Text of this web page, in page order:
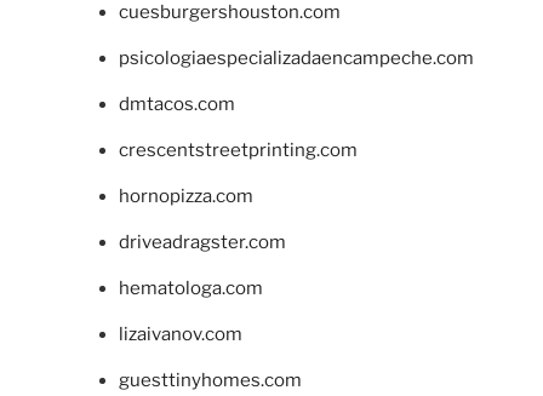
cuesburgershouston.com
psicologiaespecializadaencampeche.com
dmtacos.com
crescentstreetprinting.com
hornopizza.com
driveadragster.com
hematologa.com
lizaivanov.com
guesttinyhomes.com